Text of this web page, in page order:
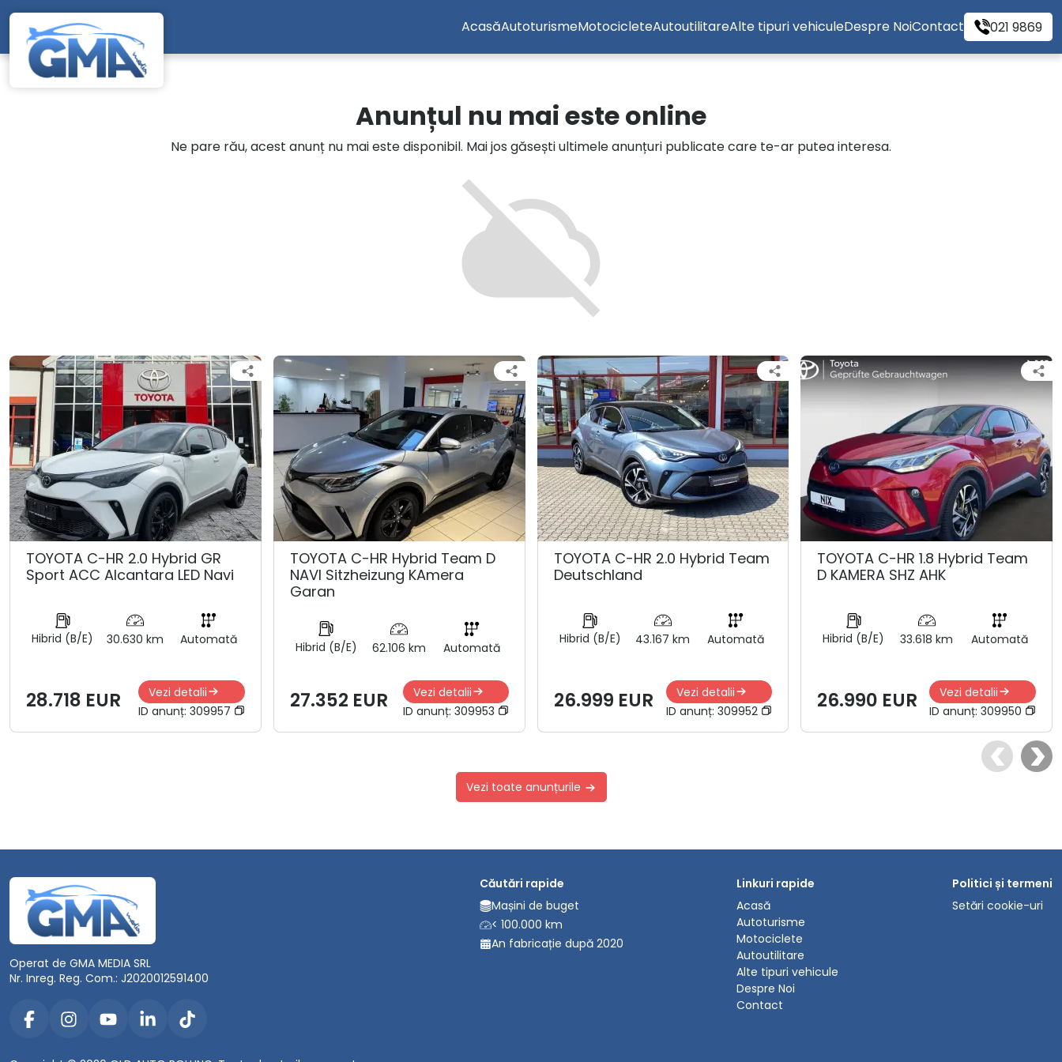
Mergi direct la conținutul principal
AcasăAutoturismeMotocicleteAutoutilitareAlte tipuri vehiculeDespre NoiContact 021 9869
Anunțul nu mai este online
Ne pare rău, acest anunț nu mai este disponibil. Mai jos găsești ultimele anunțuri publicate care te-ar putea interesa.
TOYOTA C-HR 2.0 Hybrid GR
Sport ACC Alcantara LED Navi
Hibrid (B/E) 30.630 km Automată
28.718 EUR
Vezi detalii
ID anunț: 309957
TOYOTA C-HR Hybrid Team D
NAVI Sitzheizung KAmera
Garan
Hibrid (B/E) 62.106 km Automată
27.352 EUR
Vezi detalii
ID anunț: 309953
TOYOTA C-HR 2.0 Hybrid Team
Deutschland
Hibrid (B/E) 43.167 km Automată
26.999 EUR
Vezi detalii
ID anunț:309952
TOYOTA C-HR 1.8 Hybrid Team
D KAMERA SHZ AHK
Hibrid (B/E) 33.618 km Automată
26.990 EUR
Vezi detalii
ID anunț: 309950
Vezi toate anunțurile
Operat de GMA MEDIA SRL
Nr. Inreg. Reg. Com.: J2020012591400
Căutări rapide
Mașini de buget
< 100.000 km
An fabricație după 2020
Linkuri rapide
Acasă
Autoturisme
Motociclete
Autoutilitare
Alte tipuri vehicule
Despre Noi
Contact
Politici și termeni
Setări cookie-uri